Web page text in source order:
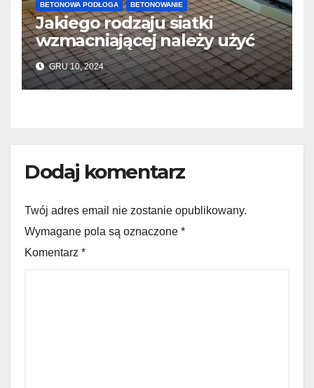
BETONOWA PODŁOGA BETONOWANIE
Jakiego rodzaju siatki
wzmacniającej należy użyć
do wylewek podłogowych?
GRU 10, 2024
Dodaj komentarz
Twój adres email nie zostanie opublikowany.
Wymagane pola są oznaczone *
Komentarz *